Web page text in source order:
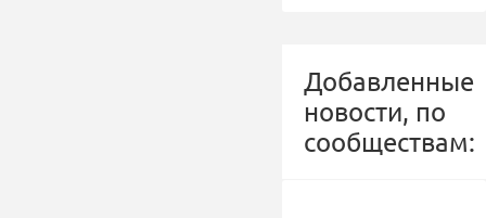
Добавленные
новости, по
сообществам: